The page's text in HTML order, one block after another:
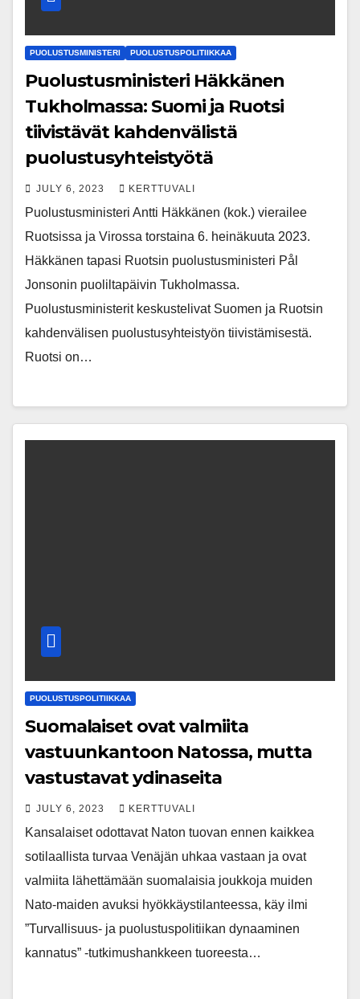
PUOLUSTUSMINISTERI PUOLUSTUSPOLITIIKKAA
Puolustusministeri Häkkänen
Tukholmassa: Suomi ja Ruotsi
tiivistävät kahdenvälistä
puolustusyhteistyötä
JULY 6, 2023 KERTTUVALI
Puolustusministeri Antti Häkkänen (kok.) vierailee
Ruotsissa ja Virossa torstaina 6. heinäkuuta 2023.
Häkkänen tapasi Ruotsin puolustusministeri Pål
Jonsonin puoliltapäivin Tukholmassa.
Puolustusministerit keskustelivat Suomen ja Ruotsin
kahdenvälisen puolustusyhteistyön tiivistämisestä.
Ruotsi on…
PUOLUSTUSPOLITIIKKAA
Suomalaiset ovat valmiita
vastuunkantoon Natossa, mutta
vastustavat ydinaseita
JULY 6, 2023 KERTTUVALI
Kansalaiset odottavat Naton tuovan ennen kaikkea
sotilaallista turvaa Venäjän uhkaa vastaan ja ovat
valmiita lähettämään suomalaisia joukkoja muiden
Nato-maiden avuksi hyökkäystilanteessa, käy ilmi
”Turvallisuus- ja puolustuspolitiikan dynaaminen
kannatus” -tutkimushankkeen tuoreesta…